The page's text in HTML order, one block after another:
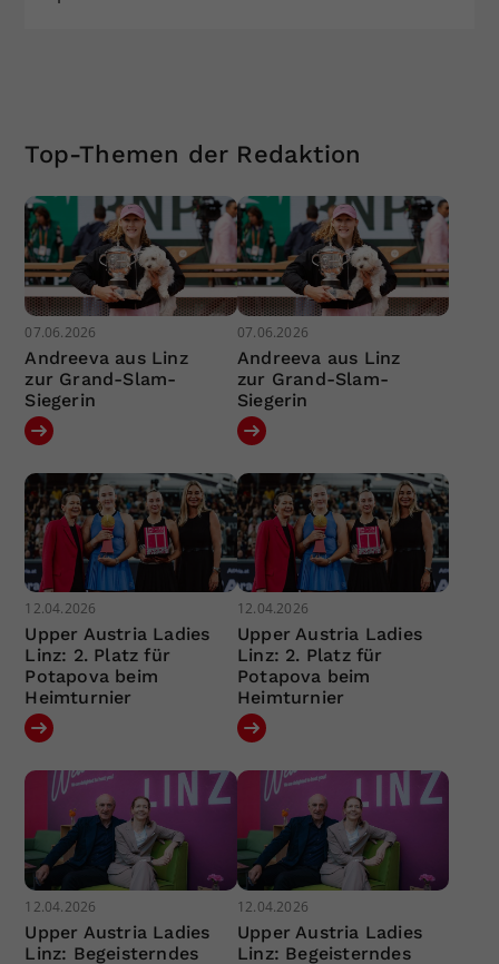
Top-Themen der Redaktion
07.06.2026
Andreeva aus Linz
zur Grand-Slam-
Siegerin
07.06.2026
Andreeva aus Linz
zur Grand-Slam-
Siegerin
12.04.2026
Upper Austria Ladies
Linz: 2. Platz für
Potapova beim
Heimturnier
12.04.2026
Upper Austria Ladies
Linz: 2. Platz für
Potapova beim
Heimturnier
12.04.2026
Upper Austria Ladies
Linz: Begeisterndes
12.04.2026
Upper Austria Ladies
Linz: Begeisterndes